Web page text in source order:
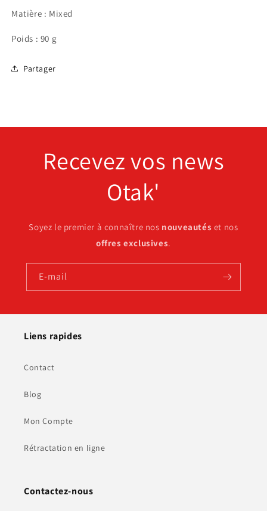
Matière : Mixed
Poids : 90 g
Partager
Recevez vos news
Otak'
Soyez le premier à connaître nos nouveautés et nos
offres exclusives.
E-mail
Liens rapides
Contact
Blog
Mon Compte
Rétractation en ligne
Contactez-nous